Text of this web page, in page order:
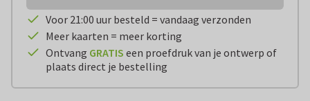
Voor 21:00 uur besteld = vandaag verzonden
Meer kaarten = meer korting
Ontvang GRATIS een proefdruk van je ontwerp of
plaats direct je bestelling